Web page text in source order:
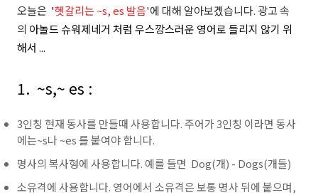
오늘은 '헷갈리는 ~s, es 발음'에 대해 알아보겠습니다. 광고 속
의 아놀드 슈워제네거 처럼 우스깡스러운 영어로 들리지 않기 위
해서 ...
1. ~s,~ es :
3인칭 현재 동사를 만들때 사용합니다. 주어가 3인칭 이라면 동사
에는~s나 ~es 를 붙여야 합니다.
명사의 복사형에 사용합니다. 예를 들면 Dog(개) - Dogs(개들)
소유격에 사용합니다. 영어에서 소유격은 보통 명사 뒤에 붙으며,